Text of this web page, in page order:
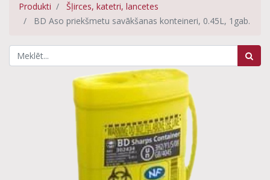
Produkti
Šļirces, katetri, lancetes
BD Aso priekšmetu savākšanas konteineri, 0.45L, 1gab.